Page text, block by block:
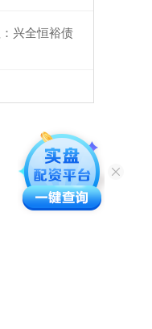
兴全恒裕债